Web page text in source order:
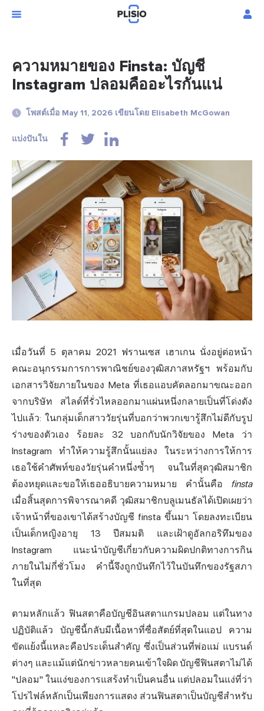
ความหมายของ Finsta: บัญชี
Instagram ปลอมคืออะไรกันแน่
โพสต์เมื่อ May 11, 2026 เขียนโดย Elisabeth McGowan
แบ่งปันใน
เมื่อวันที่ 5 ตุลาคม 2021 ฟรานเซส เฮาเกน นั่งอยู่ต่อหน้า
คณะอนุกรรมการการพาณิชย์ของวุฒิสภาสหรัฐฯ พร้อมกับ
เอกสารวิจัยภายในของ Meta ที่เธอแอบคัดลอกมาขณะออก
จากบริษัท สไลด์ที่รั่วไหลออกมาแผ่นหนึ่งกลายเป็นที่โด่งดัง
ไปแล้ว: ในกลุ่มเด็กสาววัยรุ่นที่บอกว่าพวกเขารู้สึกไม่ดีกับรูป
ร่างของตัวเอง ร้อยละ 32 บอกกับนักวิจัยของ Meta ว่า
Instagram ทำให้ความรู้สึกนั้นแย่ลง ในระหว่างการให้การ
เธอใช้คำศัพท์ของวัยรุ่นคำหนึ่งซ้ำๆ จนในที่สุดวุฒิสมาชิก
ต้องหยุดและขอให้เธออธิบายความหมาย คำนั้นคือ finsta
เมื่อสิ้นสุดการพิจารณาคดี วุฒิสมาชิกบลูเมนธัลได้เปิดเผยว่า
เจ้าหน้าที่ของเขาได้สร้างบัญชี finsta ขึ้นมา โดยลงทะเบียน
เป็นเด็กหญิงอายุ 13 ปีสมมติ และเฝ้าดูอัลกอริทึมของ
Instagram แนะนำบัญชีเกี่ยวกับความผิดปกติทางการกิน
ภายในไม่กี่ชั่วโมง คำนี้จึงถูกบันทึกไว้ในบันทึกของรัฐสภา
ในที่สุด
ตามหลักแล้ว ฟินสตาคือบัญชีอินสตาแกรมปลอม แต่ในทาง
ปฏิบัติแล้ว บัญชีนี้กลับมีเนื้อหาที่ซื่อสัตย์ที่สุดในแอป ความ
ขัดแย้งนี้แหละคือประเด็นสำคัญ ซึ่งเป็นส่วนที่พ่อแม่ แบรนด์
ต่างๆ และแม้แต่นักข่าวหลายคนเข้าใจผิด บัญชีฟินสตาไม่ได้
"ปลอม" ในแง่ของการแสร้งทำเป็นคนอื่น แต่ปลอมในแง่ที่ว่า
โปรไฟล์หลักเป็นเพียงการแสดง ส่วนฟินสตาเป็นบัญชีสำหรับ